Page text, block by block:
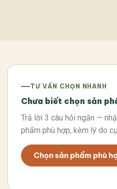
TƯ VẤN CHỌN NHANH
Chưa biết chọn sản
Trả lời 3 câu hỏi ngắn —
phẩm phù hợp, kèm lý do
Chọn sản phẩm phù